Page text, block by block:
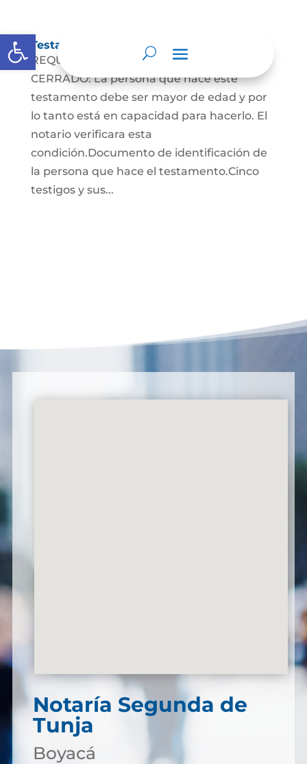
Abrir barra de herramientas
Testamento Cerrado
REQUISITOS PARA EL TESTAMENTO
CERRADO: La persona que hace este
testamento debe ser mayor de edad y por
lo tanto está en capacidad para hacerlo. El
notario verificara esta
condición.Documento de identificación de
la persona que hace el testamento.Cinco
testigos y sus...
Notaría Segunda de
Tunja
Boyacá